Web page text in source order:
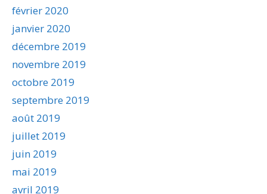
février 2020
janvier 2020
décembre 2019
novembre 2019
octobre 2019
septembre 2019
août 2019
juillet 2019
juin 2019
mai 2019
avril 2019